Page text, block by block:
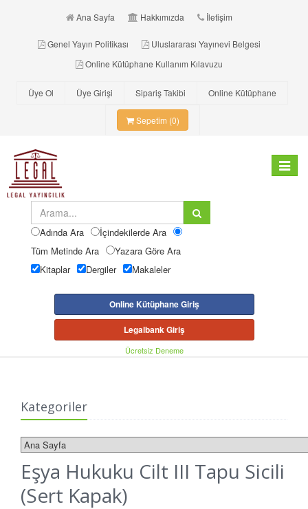
Ana Sayfa Hakkımızda İletişim
Genel Yayın Politikası
Uluslararası Yayınevi Belgesi
Online Kütüphane Kullanım Kılavuzu
Üye Ol Üye Girişi Sipariş Takibi Online Kütüphane
Sepetim (0)
Toggle
Adında Ara
İçindekilerde Ara
Tüm Metinde Ara
Yazara Göre Ara
Kitaplar
Dergiler Makaleler
Online Kütüphane Giriş
Legalbank Giriş
Ücretsiz Deneme
Kategoriler
Eşya Hukuku Cilt III Tapu Sicili
(Sert Kapak)